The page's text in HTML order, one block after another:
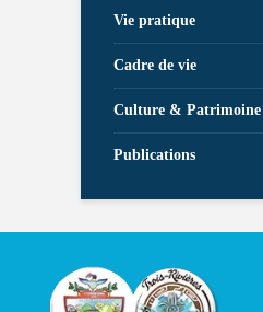
Vie pratique
Cadre de vie
Culture & Patrimoine
Publications